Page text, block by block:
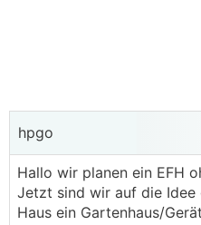
hpgo
Hallo wir planen ein EFH
Jetzt sind wir auf die Idee
Haus ein Gartenhaus/